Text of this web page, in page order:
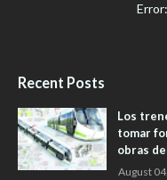
Recent Posts
Los
tomar
obras
August